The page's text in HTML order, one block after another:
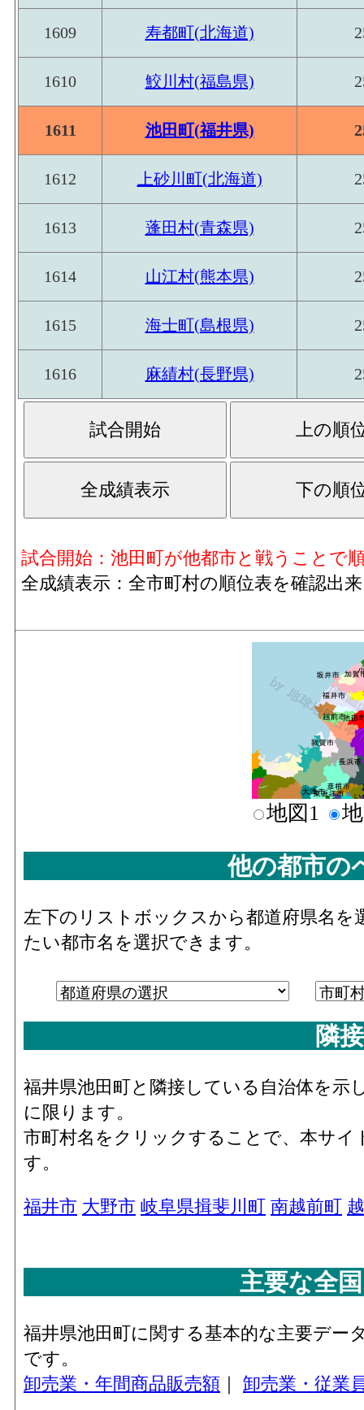
数
1609 寿都町(北海道)
1610 鮫川村(福島県)
1611 池田町(福井県)
1612 上砂川町(北海道)
1613 蓬田村(青森県)
1614 山江村(熊本県)
1615 海士町(島根県)
1616 麻績村(長野県)
試合開始：池田町が他都市と戦うことで
全成績表示：全市町村の順位表を確認出
地図1
他の都市の
左下のリストボックスから都道府県名
たい都市名を選択できます。
隣
福井県池田町と隣接している自治体を示
に限ります。
市町村名をクリックすることで、本サ
す。
福井市 大野市 岐阜県揖斐川町 南越前町
主要な全
福井県池田町に関する基本的な主要デ
です。
卸売業・年間商品販売額 ｜ 卸売業・従業